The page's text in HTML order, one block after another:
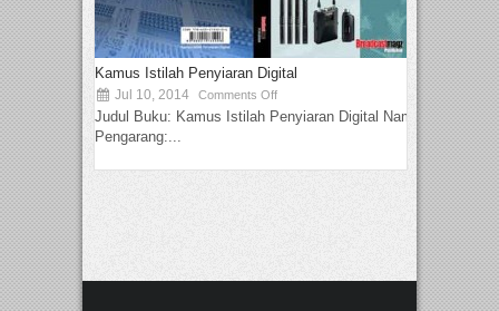
Kamus Istilah Penyiaran Digital
Jul 10, 2014 Comments Off
Judul Buku: Kamus Istilah Penyiaran Digital Nama
Pengarang:...